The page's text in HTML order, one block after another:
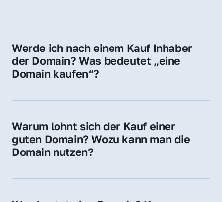
Werde ich nach einem Kauf Inhaber
der Domain? Was bedeutet „eine
Domain kaufen“?
Sie erhalten alle Rechte zur Nutzung,
Domain.
Warum lohnt sich der Kauf einer
guten Domain? Wozu kann man die
Domain nutzen?
Vertrauen und Markenwert. Nutzen Sie sie